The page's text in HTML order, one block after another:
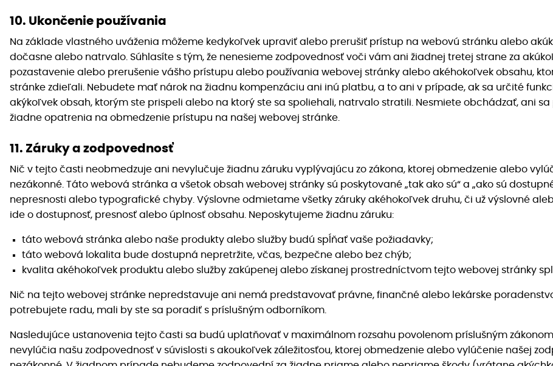
10. Ukončenie používania
Na základe vlastného uváženia môžeme kedykoľvek upraviť alebo prerušiť prístup na webovú stránku alebo
dočasne alebo natrvalo. Súhlasíte s tým, že nenesieme zodpovednosť voči vám ani žiadnej tretej strane za
pozastavenie alebo prerušenie vášho prístupu alebo používania webovej stránky alebo akéhokoľvek obsahu,
stránke zdieľali. Nebudete mať nárok na žiadnu kompenzáciu ani inú platbu, a to ani v prípade, ak sa určité
akýkoľvek obsah, ktorým ste prispeli alebo na ktorý ste sa spoliehali, natrvalo stratili. Nesmiete obchádzať, ani
žiadne opatrenia na obmedzenie prístupu na našej webovej stránke.
11. Záruky a zodpovednosť
Nič v tejto časti neobmedzuje ani nevylučuje žiadnu záruku vyplývajúcu zo zákona, ktorej obmedzenie alebo
nezákonné. Táto webová stránka a všetok obsah webovej stránky sú poskytované „tak ako sú“ a „ako sú
nepresnosti alebo typografické chyby. Výslovne odmietame všetky záruky akéhokoľvek druhu, či už výslovné
ide o dostupnosť, presnosť alebo úplnosť obsahu. Neposkytujeme žiadnu záruku:
táto webová stránka alebo naše produkty alebo služby budú spĺňať vaše požiadavky;
táto webová lokalita bude dostupná nepretržite, včas, bezpečne alebo bez chýb;
kvalita akéhokoľvek produktu alebo služby zakúpenej alebo získanej prostredníctvom tejto webovej stránky
Nič na tejto webovej stránke nepredstavuje ani nemá predstavovať právne, finančné alebo lekárske
potrebujete radu, mali by ste sa poradiť s príslušným odborníkom.
Nasledujúce ustanovenia tejto časti sa budú uplatňovať v maximálnom rozsahu povolenom príslušným
nevylúčia našu zodpovednosť v súvislosti s akoukoľvek záležitosťou, ktorej obmedzenie alebo vylúčenie našej